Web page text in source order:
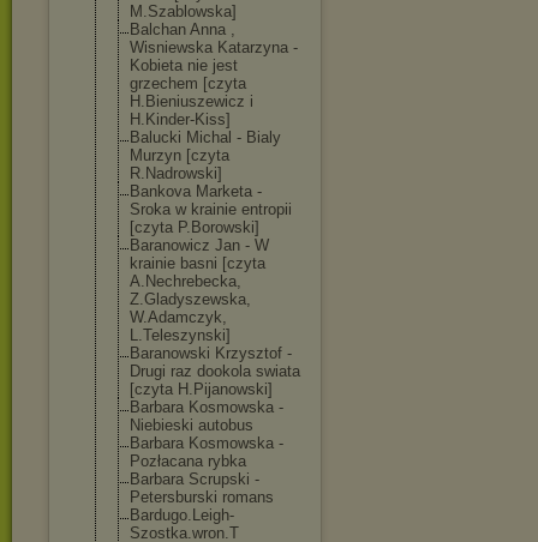
M.Szablowska]
Balchan Anna ,
Wisniewska Katarzyna -
Kobieta nie jest
grzechem [czyta
H.Bieniuszewicz i
H.Kinder-Kiss]
Balucki Michal - Bialy
Murzyn [czyta
R.Nadrowski]
Bankova Marketa -
Sroka w krainie entropii
[czyta P.Borowski]
Baranowicz Jan - W
krainie basni [czyta
A.Nechrebecka,
Z.Gladyszewska,
W.Adamczyk,
L.Teleszynski]
Baranowski Krzysztof -
Drugi raz dookola swiata
[czyta H.Pijanowski]
Barbara Kosmowska -
Niebieski autobus
Barbara Kosmowska -
Pozłacana rybka
Barbara Scrupski -
Petersburski romans
Bardugo.Leigh-
Szostka.wron.T